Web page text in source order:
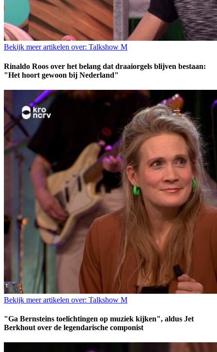
Bekijk meer artikelen over: Talkshow M
Rinaldo Roos over het belang dat draaiorgels blijven bestaan:
"Het hoort gewoon bij Nederland"
Bekijk meer artikelen over: Talkshow M
"Ga Bernsteins toelichtingen op muziek kijken", aldus Jet
Berkhout over de legendarische componist